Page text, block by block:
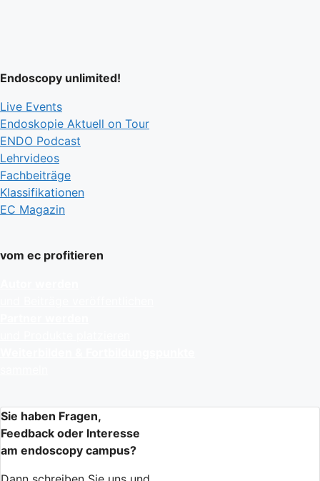
Endoscopy unlimited!
Live Events
Endoskopie Aktuell on Tour
ENDO Podcast
Lehrvideos
Fachbeiträge
Klassifikationen
EC Magazin
vom ec profitieren
Sie haben Fragen,
Feedback oder Interesse
am endoscopy campus?